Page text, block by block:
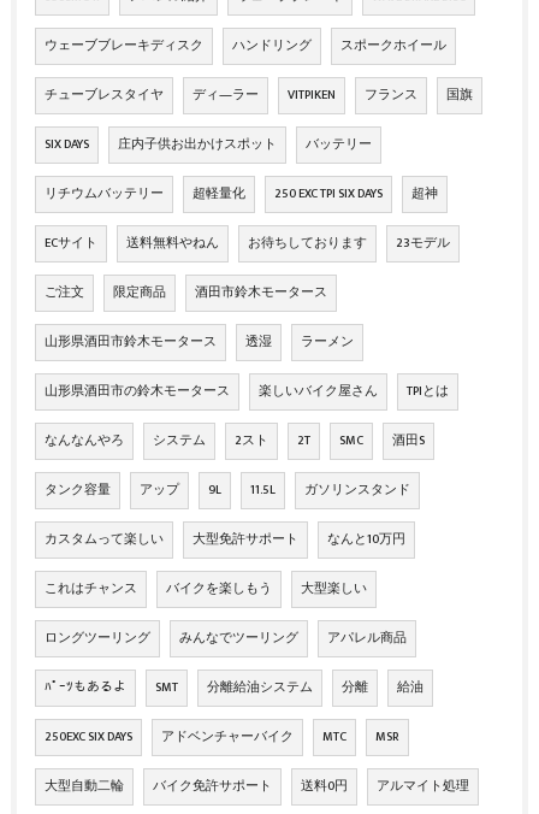
ウェーブブレーキディスク ハンドリング スポークホイール
チューブレスタイヤ ディ―ラー VITPIKEN フランス 国旗
SIX DAYS 庄内子供お出かけスポット バッテリー
リチウムバッテリー 超軽量化 250 EXC TPI SIX DAYS 超神
ECサイト 送料無料やねん お待ちしております 23モデル
ご注文 限定商品 酒田市鈴木モータース
山形県酒田市鈴木モータース 透湿 ラーメン
山形県酒田市の鈴木モータース 楽しいバイク屋さん TPIとは
なんなんやろ システム 2スト 2T SMC 酒田S
タンク容量 アップ 9L 11.5L ガソリンスタンド
カスタムって楽しい 大型免許サポート なんと10万円
これはチャンス バイクを楽しもう 大型楽しい
ロングツーリング みんなでツーリング アパレル商品
ﾊﾟｰﾂもあるよ SMT 分離給油システム 分離 給油
250EXC SIX DAYS アドベンチャーバイク MTC MSR
大型自動二輪 バイク免許サポート 送料0円 アルマイト処理